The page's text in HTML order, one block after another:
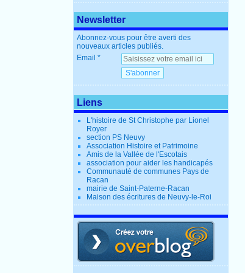
Newsletter
Abonnez-vous pour être averti des
nouveaux articles publiés.
Email
Liens
L'histoire de St Christophe par Lionel
Royer
section PS Neuvy
Association Histoire et Patrimoine
Amis de la Vallée de l'Escotais
association pour aider les handicapés
Communauté de communes Pays de
Racan
mairie de Saint-Paterne-Racan
Maison des écritures de Neuvy-le-Roi